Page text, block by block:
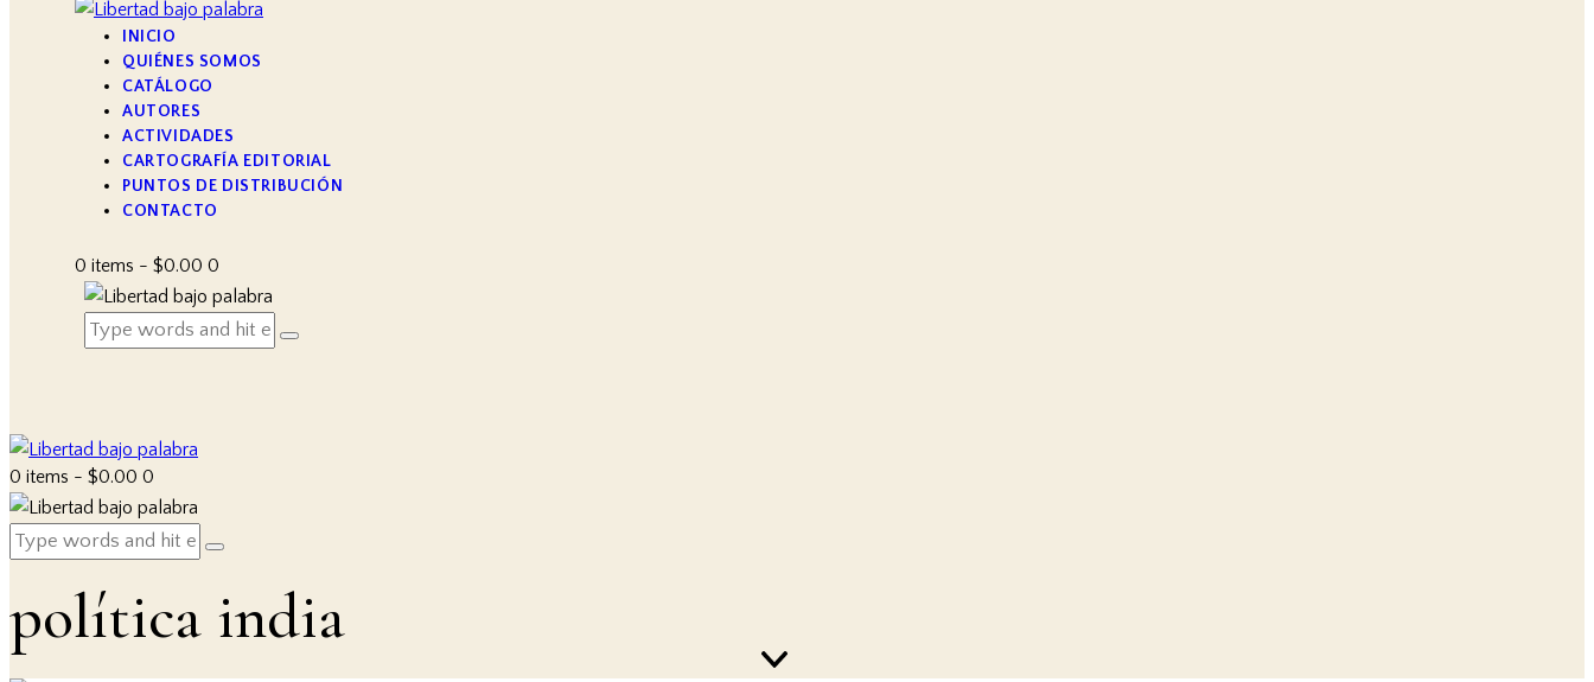
INICIO
QUIÉNES SOMOS
CATÁLOGO
AUTORES
ACTIVIDADES
CARTOGRAFÍA EDITORIAL
PUNTOS DE DISTRIBUCIÓN
CONTACTO
0 items - $0.00 0
0 items - $0.00 0
política india